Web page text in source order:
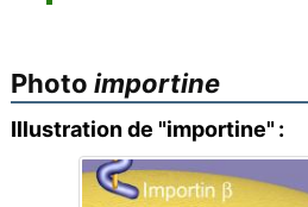
Photo importine
Illustration de "importine" :